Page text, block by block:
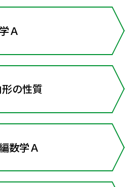
Ａ
の性質
数学Ａ